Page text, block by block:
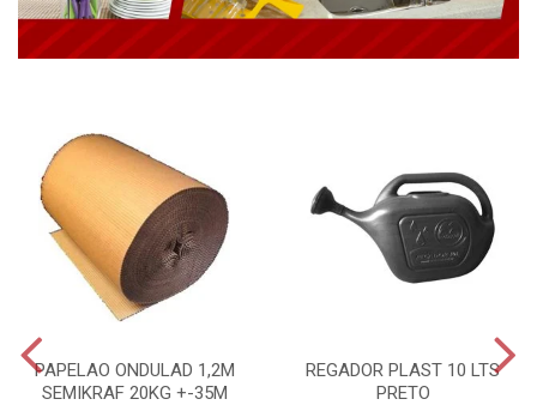
PAPELAO ONDULAD 1,2M
SEMIKRAF 20KG +-35M
REGADOR PLAST 10 LTS
PRETO